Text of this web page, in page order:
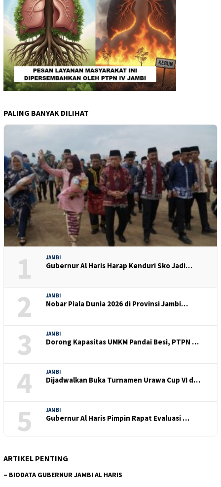
PALING BANYAK DILIHAT
1 JAMBI
Gubernur Al Haris Harap Kenduri Sko Jadi…
2 JAMBI
Nobar Piala Dunia 2026 di Provinsi Jambi…
3 JAMBI
Dorong Kapasitas UMKM Pandai Besi, PTPN …
4 JAMBI
Dijadwalkan Buka Turnamen Urawa Cup VI d…
5 JAMBI
Gubernur Al Haris Pimpin Rapat Evaluasi …
ARTIKEL PENTING
– BIODATA GUBERNUR JAMBI AL HARIS